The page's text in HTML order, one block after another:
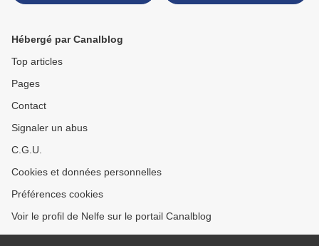
Hébergé par Canalblog
Top articles
Pages
Contact
Signaler un abus
C.G.U.
Cookies et données personnelles
Préférences cookies
Voir le profil de Nelfe sur le portail Canalblog